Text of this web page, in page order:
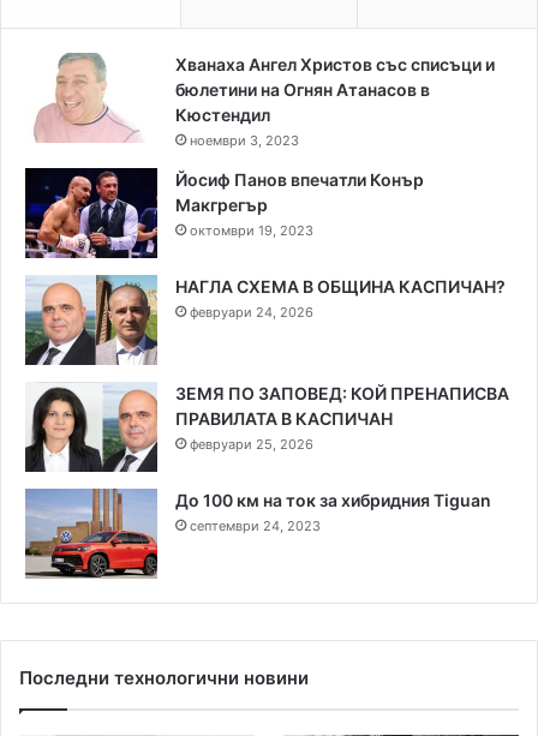
Хванаха Ангел Христов със списъци и
бюлетини на Огнян Атанасов в
Кюстендил
ноември 3, 2023
Йосиф Панов впечатли Конър
Макгрегър
октомври 19, 2023
НАГЛА СХЕМА В ОБЩИНА КАСПИЧАН?
февруари 24, 2026
ЗЕМЯ ПО ЗАПОВЕД: КОЙ ПРЕНАПИСВА
ПРАВИЛАТА В КАСПИЧАН
февруари 25, 2026
До 100 км на ток за хибридния Tiguan
септември 24, 2023
Последни технологични новини